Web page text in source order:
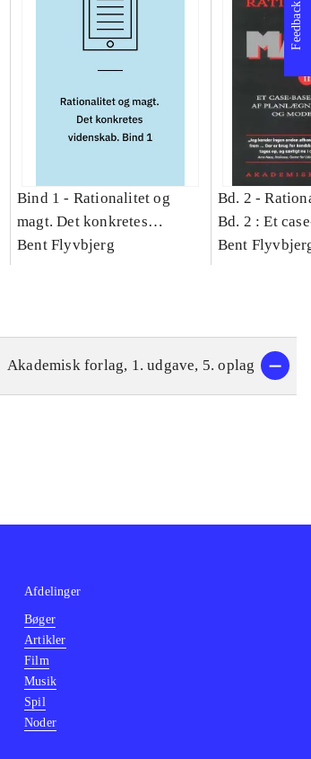
Bind 1 - Rationalitet og
magt. Det konkretes
videnskab. Bind 1
Bent Flyvbjerg
Bd. 2 -
Bd. 2 : Et
studie af
Bent
Akademisk forlag, 1. udgave, 5. oplag
Feedback
Afdelinger
Bøger
Artikler
Film
Musik
Spil
Noder